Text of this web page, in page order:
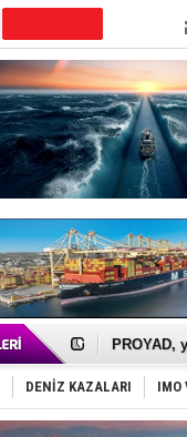
İTU AUV,
PROYAD,
Türkiye-
Türk
Deniz
DÖDER,
DENİZ KAZALARI IMO